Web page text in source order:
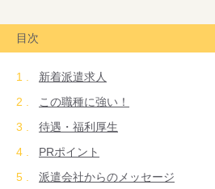
わかりやすい研修プログラムをご用
（※お仕事によって、研修がない場合
◇働きやすい職場環境
⇒社員と派遣スタッフの距離が近いので
分からないことや不安など相談しや
勤務地や時間も選べるのも、ウレシ
⇒今までの経験を活かして、さらにス
目次
新着派遣求人
この職種に強い！
待遇・福利厚生
PRポイント
派遣会社からのメッセージ